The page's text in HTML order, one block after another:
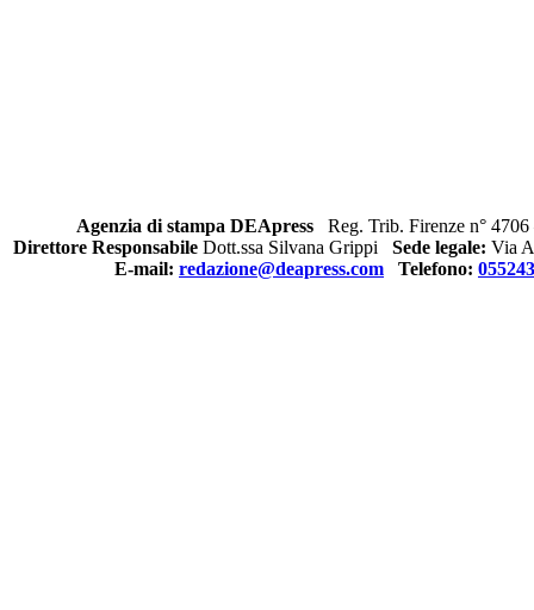
Agenzia di stampa DEApress Reg. Trib. Firenze n° 4706
Direttore Responsabile Dott.ssa Silvana Grippi Sede legale: Via
E-mail: redazione@deapress.com Telefono: